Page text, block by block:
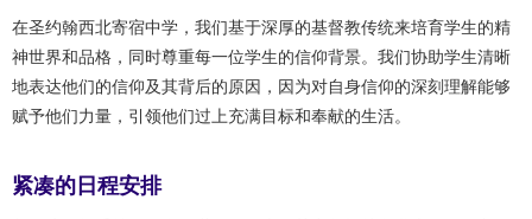
在圣约翰西北寄宿中学，我们基于深厚的基督教传统来培育学生的精
神世界和品格，同时尊重每一位学生的信仰背景。我们协助学生清晰
地表达他们的信仰及其背后的原因，因为对自身信仰的深刻理解能够
赋予他们力量，引领他们过上充满目标和奉献的生活。
紧凑的日程安排